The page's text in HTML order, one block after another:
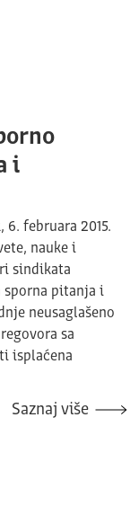
i
februara 2015.
nauke i
sindikata
sporna pitanja i
neusaglašeno
sa
isplaćena
Saznaj više